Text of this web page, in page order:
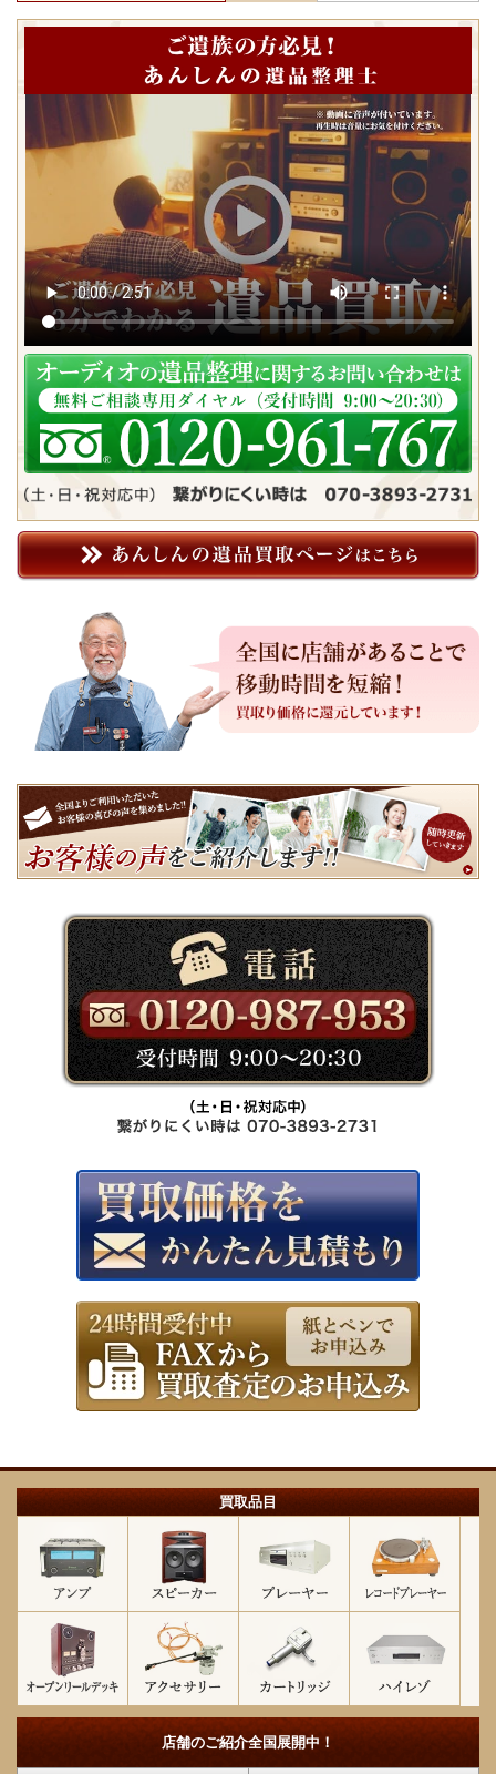
買取品目
店舗のご紹介全国展開中！